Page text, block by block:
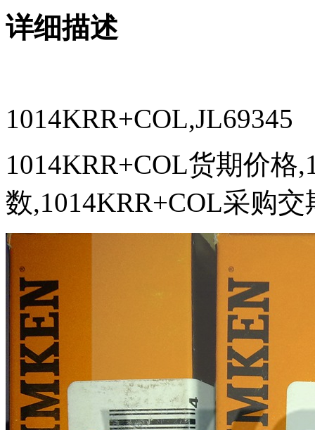
详细描述
1014KRR+COL,JL69345
1014KRR+COL货期价格
数,1014KRR+COL采购交